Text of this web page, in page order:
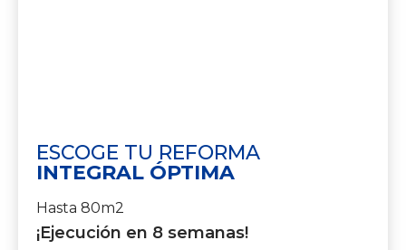
ESCOGE TU REFORMA
INTEGRAL ÓPTIMA
Hasta 80m2
¡Ejecución en 8 semanas!